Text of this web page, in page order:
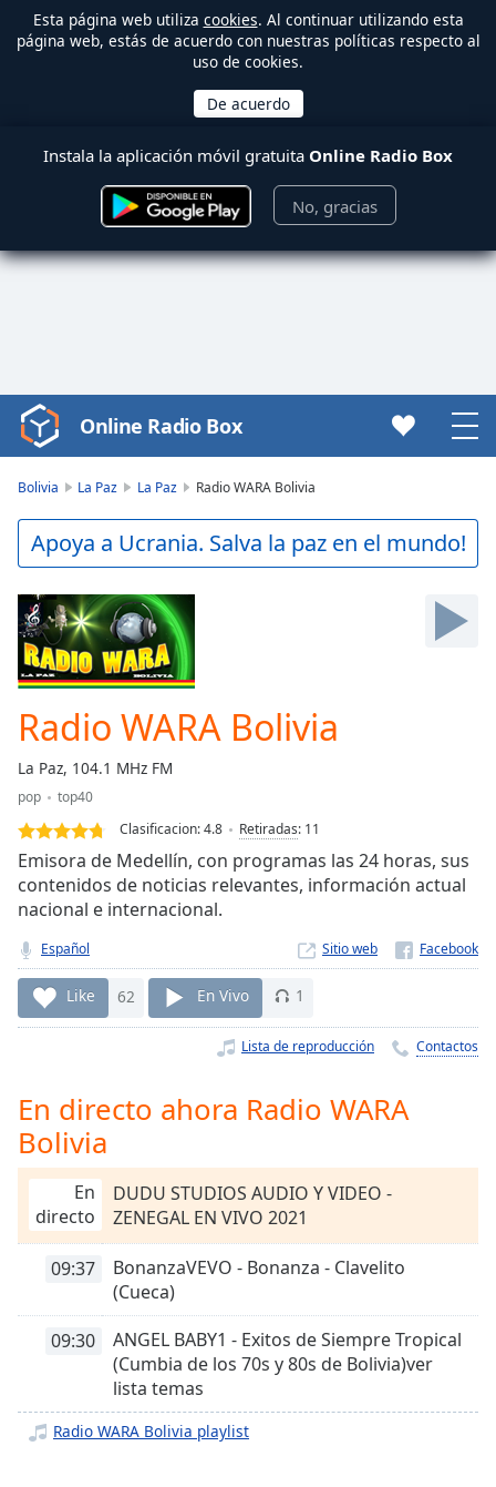
Esta página web utiliza cookies. Al continuar utilizando esta
página web, estás de acuerdo con nuestras políticas respecto al
uso de cookies.
Instala la aplicación móvil gratuita Online Radio Box
No, gracias
Video
Player
Play
Video
Skip
Backward
Skip
Forward
Mute
Current
Time0:00
Duration
Loaded:
0.00%
Stream
TypeLIVE
Seek to
currently
behind
liveLIVE
Remaining
Time-
Playback
Rate
Chapters
Chapters
Descriptions
descriptions
off,
subtitles
Online Radio Box
Bolivia La Paz La Paz Radio WARA Bolivia
Apoya a Ucrania. Salva la paz en el mundo!
Radio WARA Bolivia
La Paz, 104.1 MHz FM
pop
top40
Clasificacion:4.8 Retiradas: 11
Emisora de Medellín, con programas las 24 horas, sus
contenidos de noticias relevantes, información actual
nacional e internacional.
Español Sitio web
Like 62 En Vivo 1
Lista de reproducción Contactos
En directo ahora Radio WARA
Bolivia
En
directo
DUDU STUDIOS AUDIO Y VIDEO -
ZENEGAL EN VIVO 2021
09:37
BonanzaVEVO - Bonanza - Clavelito
(Cueca)
09:30
ANGEL BABY1 - Exitos de Siempre Tropical
(Cumbia de los 70s y 80s de Bolivia)ver
lista temas
Radio WARA Bolivia playlist